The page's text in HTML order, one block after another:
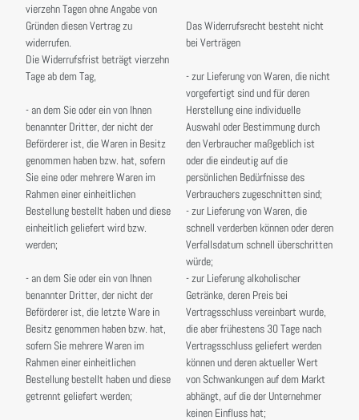
vierzehn Tagen ohne Angabe von
Gründen diesen Vertrag zu
widerrufen.
Die Widerrufsfrist beträgt vierzehn
Tage ab dem Tag,
- an dem Sie oder ein von Ihnen
benannter Dritter, der nicht der
Beförderer ist, die Waren in Besitz
genommen haben bzw. hat, sofern
Sie eine oder mehrere Waren im
Rahmen einer einheitlichen
Bestellung bestellt haben und diese
einheitlich geliefert wird bzw.
werden;
- an dem Sie oder ein von Ihnen
benannter Dritter, der nicht der
Beförderer ist, die letzte Ware in
Besitz genommen haben bzw. hat,
sofern Sie mehrere Waren im
Rahmen einer einheitlichen
Bestellung bestellt haben und diese
getrennt geliefert werden;
Das Widerrufsrecht besteht nicht
bei Verträgen
- zur Lieferung von Waren, die nicht
vorgefertigt sind und für deren
Herstellung eine individuelle
Auswahl oder Bestimmung durch
den Verbraucher maßgeblich ist
oder die eindeutig auf die
persönlichen Bedürfnisse des
Verbrauchers zugeschnitten sind;
- zur Lieferung von Waren, die
schnell verderben können oder deren
Verfallsdatum schnell überschritten
würde;
- zur Lieferung alkoholischer
Getränke, deren Preis bei
Vertragsschluss vereinbart wurde,
die aber frühestens 30 Tage nach
Vertragsschluss geliefert werden
können und deren aktueller Wert
von Schwankungen auf dem Markt
abhängt, auf die der Unternehmer
keinen Einfluss hat;